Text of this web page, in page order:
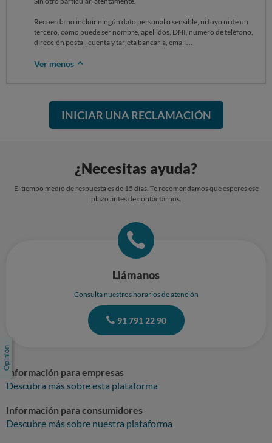
Recuerda no incluir ningún dato personal o sensible, ni tuyo ni de un
tercero, como puede ser nombre, apellidos, DNI, número de teléfono,
dirección postal, cuenta y tarjeta bancaria, email…
Ver menos
INICIAR UNA RECLAMACIÓN
¿Necesitas ayuda?
El tiempo medio de respuesta es de 15 días. Te recomendamos que esperes ese
plazo antes de contactarnos.
Llámanos
Consulta nuestros horarios de atención
91 791 22 90
Información para empresas
Descubra más sobre esta plataforma
Información para consumidores
Descubre más sobre nuestra plataforma